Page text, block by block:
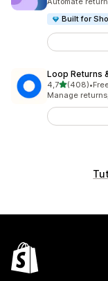
Built for
Loop Returns
4,7stelle su 5
(408)
408 recensioni
•
Manage